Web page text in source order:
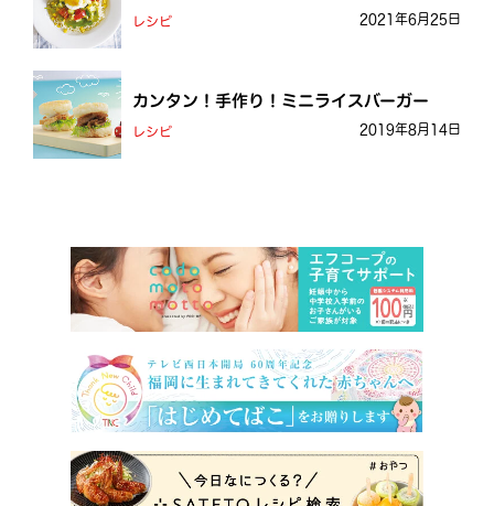
レシピ 2021年6月25日
カンタン！手作り！ミニライスバーガー
レシピ 2019年8月14日